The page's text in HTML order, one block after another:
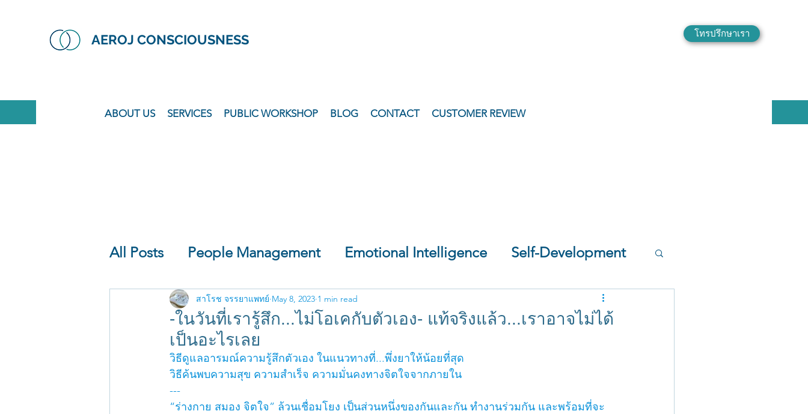
AEROJ CONSCIOUSNESS โทรปรึกษาเรา
ABOUT US SERVICES PUBLIC WORKSHOP BLOG CONTACT CUSTOMER REVIEW
All Posts People Management Emotional Intelligence Self-Development
การบริหารความเครียด
-ในวันที่เรารู้สึก...ไม่โอเคกับตัวเอง- แท้จริงแล้ว...เราอาจไม่ได้
เป็นอะไรเลย
สาโรช จรรยาแพทย์ May 8, 2023 1 min read
วิธีดูแลอารมณ์ความรู้สึกตัวเอง ในแนวทางที่...พึ่งยาให้น้อยที่สุด
วิธีค้นพบความสุข ความสำเร็จ ความมั่นคงทางจิตใจจากภายใน
---
“ร่างกาย สมอง จิตใจ” ล้วนเชื่อมโยง เป็นส่วนหนึ่งของกันและกัน ทำงานร่วมกัน และพร้อมที่จะ